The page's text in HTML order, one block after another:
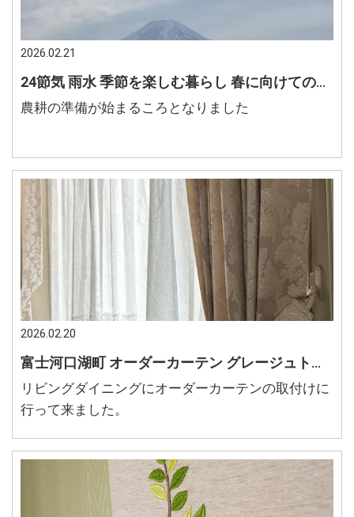
2026.02.21
24節気 雨水 季節を楽しむ暮らし 春に向けての準備
農耕の準備が始まるころとなりました
2026.02.20
富士河口湖町 オーダーカーテン グレージュトーンの落ち着いたリビング 洗練された部屋作り
リビングダイニングにオーダーカーテンの取付けに
行って来ました。